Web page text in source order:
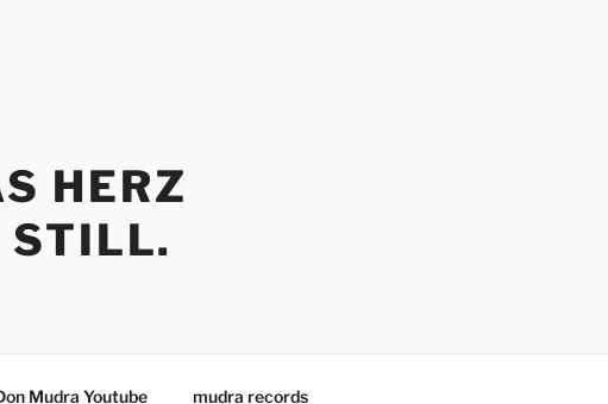
HERZ
STILL.
Mudra Youtube mudra records